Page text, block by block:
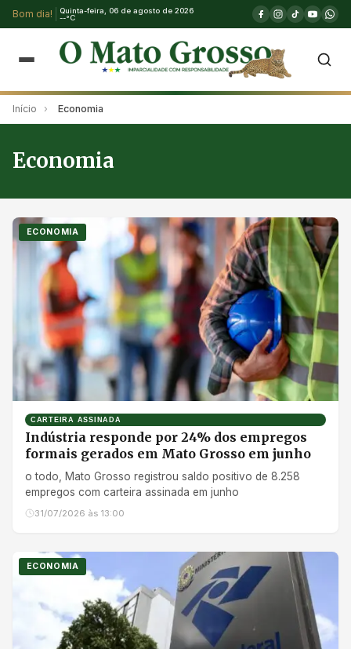
Bom dia!
Quinta-feira, 06 de agosto de 2026
--°C
Início › Economia
Economia
ECONOMIA
CARTEIRA ASSINADA
Indústria responde por 24% dos empregos
formais gerados em Mato Grosso em junho
o todo, Mato Grosso registrou saldo positivo de 8.258
empregos com carteira assinada em junho
31/07/2026 às 13:00
ECONOMIA